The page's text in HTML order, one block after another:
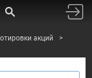
акций
>